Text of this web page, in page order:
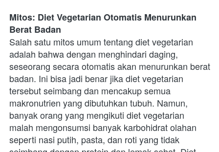
Mitos: Diet Vegetarian Otomatis Menurunkan
Berat Badan
Salah satu mitos umum tentang diet vegetarian
adalah bahwa dengan menghindari daging,
seseorang secara otomatis akan menurunkan berat
badan. Ini bisa jadi benar jika diet vegetarian
tersebut seimbang dan mencakup semua
makronutrien yang dibutuhkan tubuh. Namun,
banyak orang yang mengikuti diet vegetarian
malah mengonsumsi banyak karbohidrat olahan
seperti nasi putih, pasta, dan roti yang tidak